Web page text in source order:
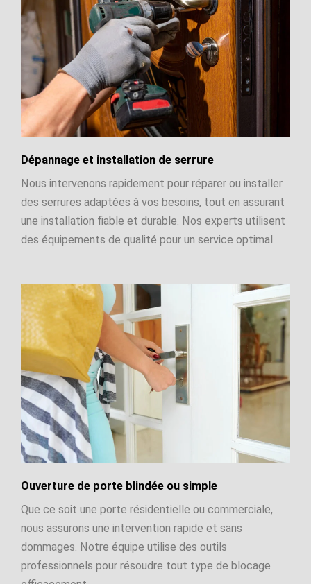
Dépannage et installation de serrure
Nous intervenons rapidement pour réparer ou installer
des serrures adaptées à vos besoins, tout en assurant
une installation fiable et durable. Nos experts utilisent
des équipements de qualité pour un service optimal.
Ouverture de porte blindée ou simple
Que ce soit une porte résidentielle ou commerciale,
nous assurons une intervention rapide et sans
dommages. Notre équipe utilise des outils
professionnels pour résoudre tout type de blocage